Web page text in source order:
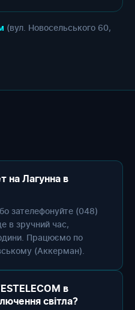
(вул. Новосельського 60,
на Лагунна в
зателефонуйте (048)
в зручний час,
Працюємо по
(Аккерман).
в
світла?